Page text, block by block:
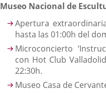
Museo Nacional de
Apertura
hasta las 01:00h del
Microconcierto
con Hot Club
22:30h.
Museo Casa de